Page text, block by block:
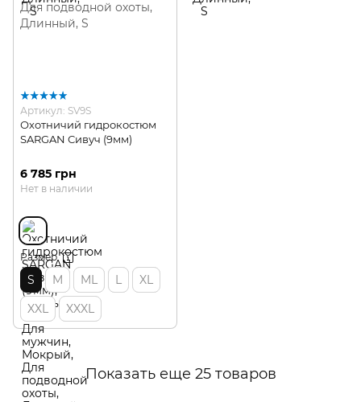
Артикул: SV9S
Охотничий гидрокостюм
SARGAN Сивуч (9мм)
6 785 грн
Нет в наличии
Размер
S M ML L
XL
XXL
XXXL
Показать еще 25 товаров